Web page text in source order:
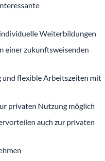
Weiterbildungen
einer zukunftsweisenden
und flexible Arbeitszeiten mit
privaten Nutzung möglich
auch zur privaten